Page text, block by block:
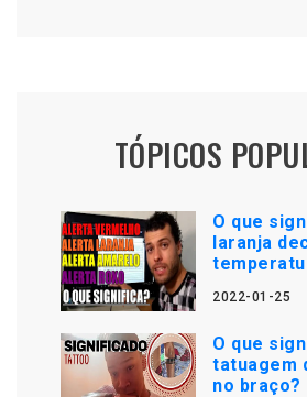
TÓPICOS
O que
laranja
2022-01-25
O que
tatuagem
no braço?